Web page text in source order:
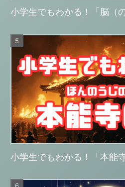
小学生でもわかる！「脳（
小学生でもわかる！「本能